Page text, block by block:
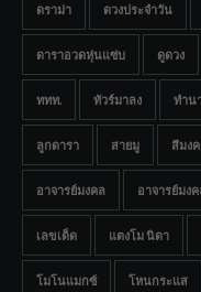
ดราม่า ดวงประจำวัน
ดาราอวดหุ่นแซ่บ ดูดวง
ททท. ทัวร์มาลง ทำน
ลูกดารา สายมู สีมง
อาจารย์มงคล อาจารย์มง
เลขเด็ด แตงโม นิดา
โมโนแมกซ์ โหนกระแส